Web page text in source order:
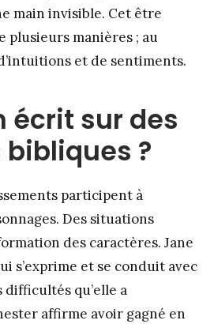
main invisible. Cet être
plusieurs manières ; au
et de sentiments.
écrit sur des
?
participent à
Des situations
des caractères. Jane
s’exprime et se conduit avec
difficultés qu’elle a
affirme avoir gagné en